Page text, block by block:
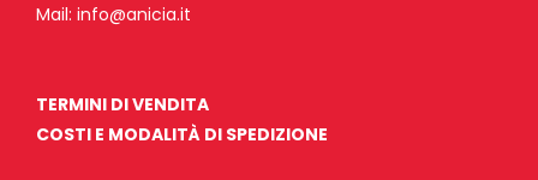
Mail: info@anicia.it
TERMINI DI VENDITA
COSTI E MODALITÀ DI SPEDIZIONE